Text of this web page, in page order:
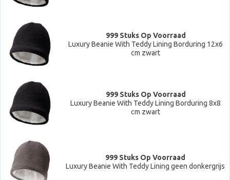
999 Stuks Op Voorraad
Luxury Beanie With Teddy Lining Borduring 12x6
cm zwart
999 Stuks Op Voorraad
Luxury Beanie With Teddy Lining Borduring 8x8
cm zwart
999 Stuks Op Voorraad
Luxury Beanie With Teddy Lining geen donkergrijs